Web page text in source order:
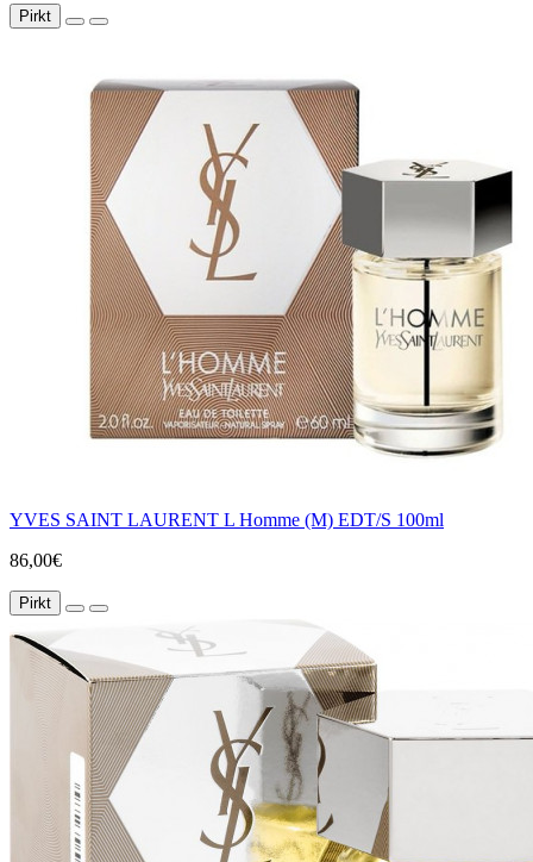
Pirkt
YVES SAINT LAURENT L Homme (M) EDT/S 100ml
86,00€
Pirkt